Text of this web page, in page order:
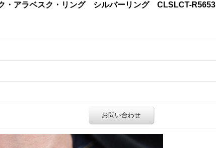
・アラベスク・リング シルバーリング CLSLCT-R5653
お問い合わせ